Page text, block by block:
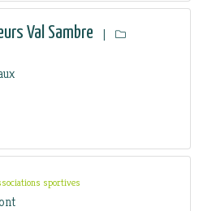
Val Sambre |
sportives